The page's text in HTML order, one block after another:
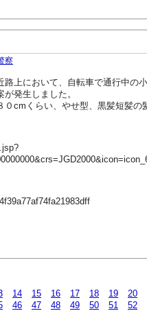
察
上において、自転車で通行中の
発生しました。
cmくらい、やせ型、黒髪短髪
14 15 16 17 18 19 20
46 47 48 49 50 51 52